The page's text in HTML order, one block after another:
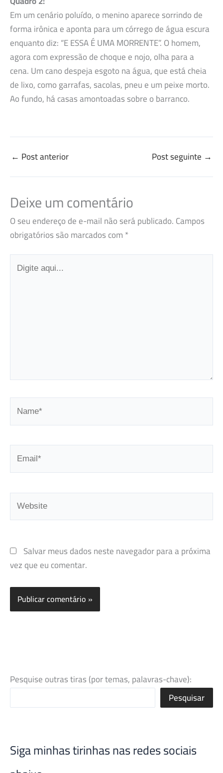
Em um cenário poluído, o menino aparece sorrindo de
forma irônica e aponta para um córrego de água escura
enquanto diz: “E ESSA É UMA MORRENTE”. O homem,
agora com expressão de choque e nojo, olha para a
cena. Um cano despeja esgoto na água, que está cheia
de lixo, como garrafas, sacolas, pneu e um peixe morto.
Ao fundo, há casas amontoadas sobre o barranco.
← Post anterior Post seguinte →
Deixe um comentário
O seu endereço de e-mail não será publicado.Campos
obrigatórios são marcados com*
Digite
aqui...
Name*
Email*
Website
Salvar meus dados neste navegador para a próxima
vez que eu comentar.
Pesquise outras tiras (por temas, palavras-chave):
Pesquisar
Siga minhas tirinhas nas redes sociais